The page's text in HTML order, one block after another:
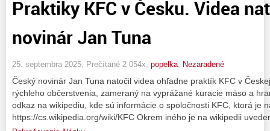
Praktiky KFC v Česku. Videa
novinár Jan Tuna
25. septembra 2025, Prečítané 2 054x, popelka, Nezaradené
Český novinár Jan Tuna natočil videa ohľadne praktík KFC v
rýchleho občerstvenia, zameraný na vyprážané kuracie mäso a
odkaz na wikipediu, kde sú informácie o spoločnosti KFC, ktorá je
https://cs.wikipedia.org/wiki/KFC Okrem iného je na wikipedii